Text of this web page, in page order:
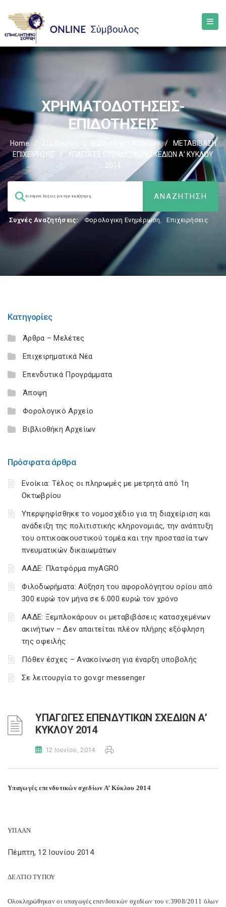
ΧΡΗΜΑΤΟΔΟΤΗΣΕΙΣ-
ΕΠΙΔΟΤΗΣΕΙΣ
Home / Σύμβουλος Βιβλιοθήκη Αρχείων /
ΜΕΤΑΒΙΒΑΣΗ
ΕΠΙΧΕIΡΗΣΗΣ
/
ΥΠΑΓΩΓΕΣ ΕΠΕΝΔΥΤΙΚΩΝ ΣΧΕΔΙΩΝ Α’ ΚΥΚΛΟΥ
2014
Συχνές Αναζητήσεις: Φορολογικη Ενημέρωση, Επιχειρήσεις
Κατηγορίες
Άρθρα – Μελέτες
Επιχειρηματικά Νέα
Επενδυτικά Προγράμματα
Άποψη
Φορολογικό Αρχείο
Βιβλιοθήκη Αρχείων
Πρόσφατα άρθρα
Ενοίκια: Τέλος οι πληρωμές με μετρητά από 1η
Οκτωβρίου
Υπερψηφίσθηκε το νομοσχέδιο για τη διαχείριση και
ανάδειξη της πολιτιστικής κληρονομιάς, την ανάπτυξη
του οπτικοακουστικού τομέα και την προστασία των
πνευματικών δικαιωμάτων
ΑΑΔΕ: Πλατφόρμα myAGRO
Φιλοδωρήματα: Αύξηση του αφορολόγητου ορίου από
300 ευρώ τον μήνα σε 6.000 ευρώ τον χρόνο
ΑΑΔΕ: Ξεμπλοκάρουν οι μεταβιβάσεις κατασχεμένων
ακινήτων – Δεν απαιτείται πλέον πλήρης εξόφληση
της οφειλής
Πόθεν έσχες – Ανακοίνωση για έναρξη υποβολής
Σε λειτουργία το gov.gr messenger
ΥΠΑΓΩΓΕΣ ΕΠΕΝΔΥΤΙΚΩΝ ΣΧΕΔΙΩΝ Α’
ΚΥΚΛΟΥ 2014
12 Ιουνίου, 2014
Υπαγωγές επενδυτικών σχεδίων Α’ Κύκλου 2014
ΥΠΑΑΝ
Πέμπτη, 12 Ιουνίου 2014
ΔΕΛΤΙΟ ΤΥΠΟΥ
Ολοκληρώθηκαν οι υπαγωγές επενδυτικών σχεδίων του ν.3908/2011 όλων